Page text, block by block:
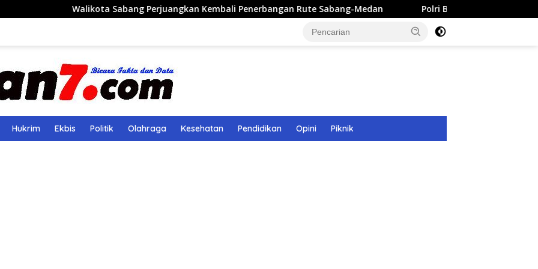
Sabang Perjuangkan Kembali Penerbangan Rute Sabang-Medan Polri Bangun 40 Titik Sumur Bor untuk Warga
Hukrim Ekbis Politik Olahraga Kesehatan Pendidikan Opini Piknik